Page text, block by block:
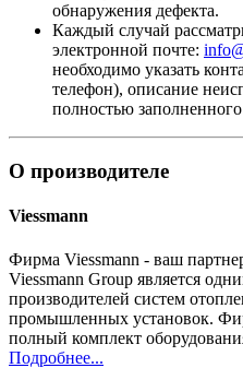
обнаружения дефекта.
Каждый случай
электронной почте:
необходимо указать
телефон), описание
полностью
О производителе
Viessmann
Фирма Viessmann - ваш
Viessmann Group является
производителей систем
промышленных установок.
полный комплект
Подробнее...